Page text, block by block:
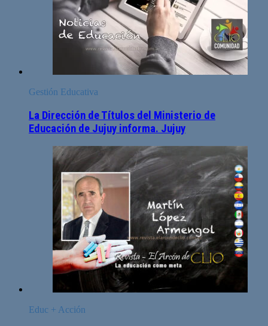
Gestión Educativa
La Dirección de Títulos del Ministerio de
Educación de Jujuy informa. Jujuy
Educ + Acción